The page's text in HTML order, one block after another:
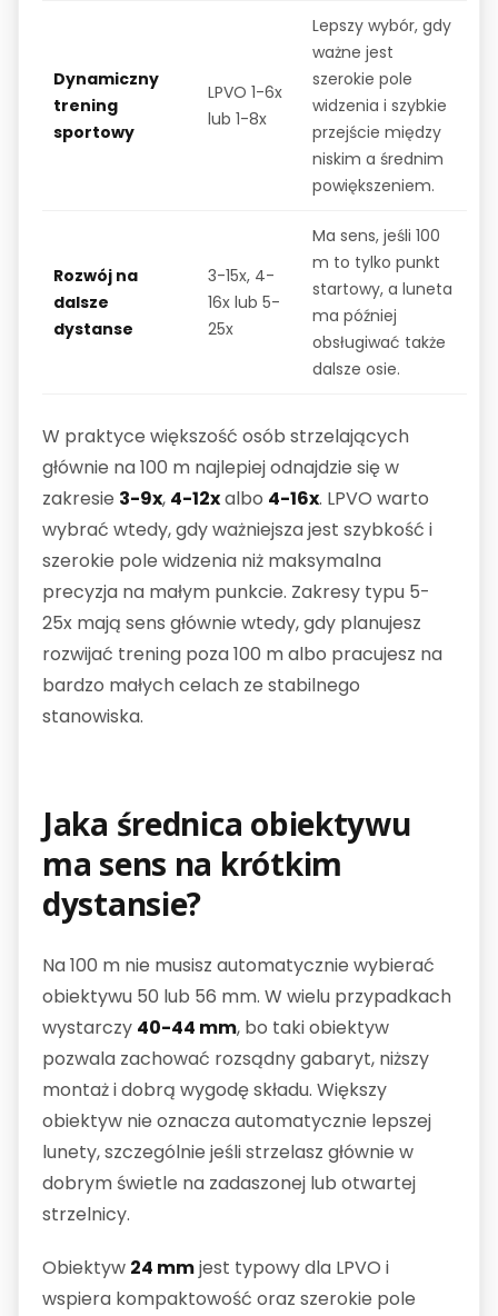
Dynamiczny
trening
sportowy
LPVO 1-6x
lub 1-8x
Lepszy wybór, gdy
ważne jest
szerokie pole
widzenia i szybkie
przejście między
niskim a średnim
powiększeniem.
Rozwój na
dalsze
dystanse
3-15x, 4-
16x lub 5-
25x
Ma sens, jeśli 100
m to tylko punkt
startowy, a luneta
ma później
obsługiwać także
dalsze osie.
W praktyce większość osób strzelających
głównie na 100 m najlepiej odnajdzie się w
zakresie 3-9x, 4-12xalbo 4-16x. LPVO warto
wybrać wtedy, gdy ważniejsza jest szybkość i
szerokie pole widzenia niż maksymalna
precyzja na małym punkcie. Zakresy typu 5-
25x mają sens głównie wtedy, gdy planujesz
rozwijać trening poza 100 m albo pracujesz na
bardzo małych celach ze stabilnego
stanowiska.
Jaka średnica obiektywu
ma sens na krótkim
dystansie?
Na 100 m nie musisz automatycznie wybierać
obiektywu 50 lub 56 mm. W wielu przypadkach
wystarczy 40-44 mm, bo taki obiektyw
pozwala zachować rozsądny gabaryt, niższy
montaż i dobrą wygodę składu. Większy
obiektyw nie oznacza automatycznie lepszej
lunety, szczególnie jeśli strzelasz głównie w
dobrym świetle na zadaszonej lub otwartej
strzelnicy.
Obiektyw 24 mmjest typowy dla LPVO i
wspiera kompaktowość oraz szerokie pole